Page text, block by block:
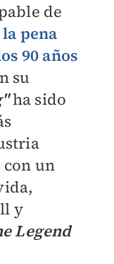
de
la pena
90 años
su
ha sido
un
y
Legend